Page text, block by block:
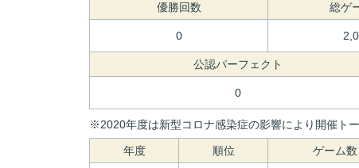
優勝回数 総ゲ
0
公認パーフェクト
0
※2020年度は新型コロナ感染症の影響により開催ト
年度 順位 ゲーム数